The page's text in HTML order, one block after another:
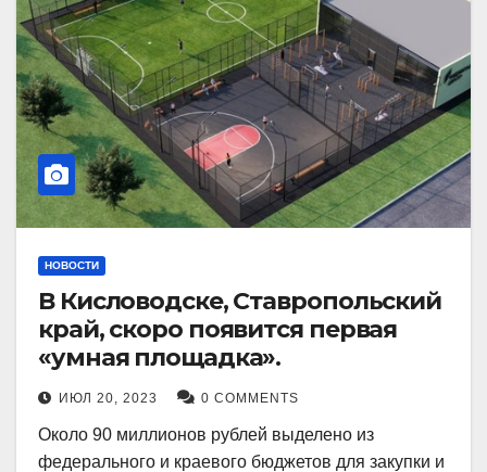
НОВОСТИ
В Кисловодске, Ставропольский
край, скоро появится первая
«умная площадка».
ИЮЛ 20, 2023 0 COMMENTS
Около 90 миллионов рублей выделено из
федерального и краевого бюджетов для закупки и